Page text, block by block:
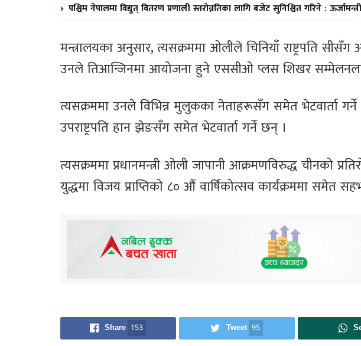
पश्चिम नेपालमा विद्युत् वितरण प्रणाली स्तरोन्नतिका लागि बजेट सुनिश्चित गरिने : ऊर्जामन्त्री
मन्त्रालयका अनुसार, त्यसक्रममा ओलीले चिनियाँ राष्ट्रपति
उनले तिआन्जिनमा आयोजना हुने एससीओ प्लस शिखर
त्यसक्रममा उनले विभिन्न मुलुकका नेताहरूसँग समेत भेटवार्ता
उपराष्ट्रपति हान झेङसँग समेत भेटवार्ता गर्ने छन् ।
त्यसक्रममा प्रधानमन्त्री ओली जापानी आक्रमणविरुद्ध चीनको
युद्धमा विजय प्राप्तिको ८० औं वार्षिकोत्सव कार्यक्रममा समेत
Share 153 Tweet 95